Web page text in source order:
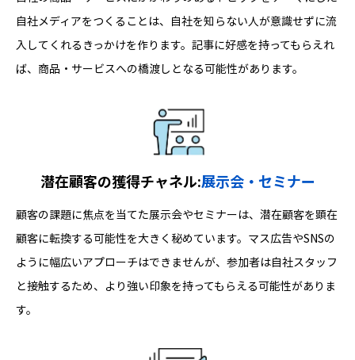
自社メディアをつくることは、自社を知らない人が意識せずに流
入してくれるきっかけを作ります。記事に好感を持ってもらえれ
ば、商品・サービスへの橋渡しとなる可能性があります。
潜在顧客の獲得チャネル:展示会・セミナー
顧客の課題に焦点を当てた展示会やセミナーは、潜在顧客を顕在
顧客に転換する可能性を大きく秘めています。マス広告やSNSの
ように幅広いアプローチはできませんが、参加者は自社スタッフ
と接触するため、より強い印象を持ってもらえる可能性がありま
す。